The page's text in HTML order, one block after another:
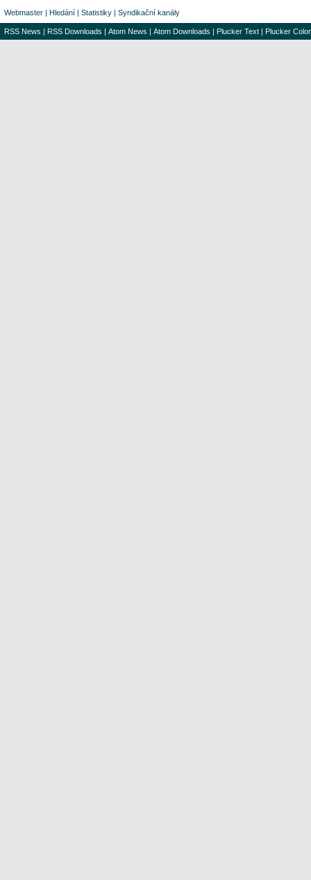
Webmaster | Hledání | Statistiky | Syndikační kanály
RSS News | RSS Downloads | Atom News | Atom Downloads | Plucker Text | Plucker Color